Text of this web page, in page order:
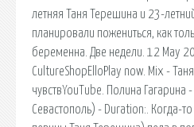
летняя Таня Терешина и 23-
планировали пожениться, как
беременна. Две недели. 12 May
CultureShopElloPlay now. Mix -
чувствYouTube. Полина Гагарина
Севастополь) - Duration:. Когда-